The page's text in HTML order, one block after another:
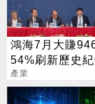
鴻海7月大賺
54%刷新歷史
產業